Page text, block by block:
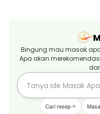
Bingung mau masak
Apa akan
Cari resep